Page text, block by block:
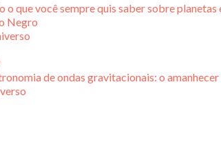
que você sempre quis saber sobre planetas
Negro
de ondas gravitacionais: o amanhecer